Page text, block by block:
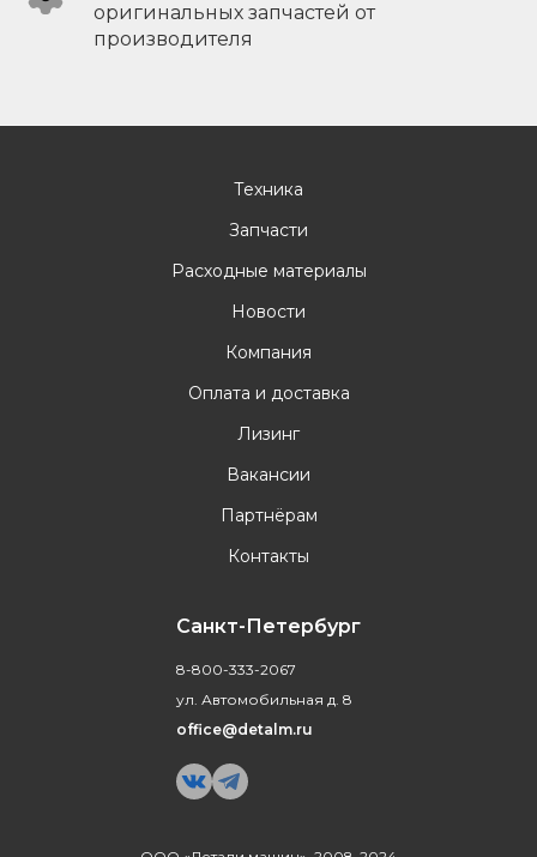
оригинальных запчастей от
производителя
Техника
Запчасти
Расходные материалы
Новости
Компания
Оплата и доставка
Лизинг
Вакансии
Партнёрам
Контакты
Санкт-Петербург
8-800-333-2067
ул. Автомобильная д. 8
office@detalm.ru